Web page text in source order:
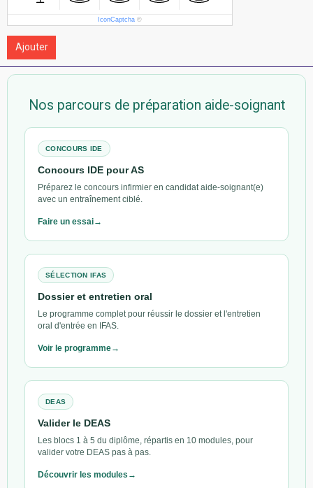
IconCaptcha ©
Ajouter
Nos parcours de préparation aide-soignant
CONCOURS IDE
Concours IDE pour AS
Préparez le concours infirmier en candidat aide-soignant(e)
avec un entraînement ciblé.
Faire un essai
SÉLECTION IFAS
Dossier et entretien oral
Le programme complet pour réussir le dossier et l'entretien
oral d'entrée en IFAS.
Voir le programme
DEAS
Valider le DEAS
Les blocs 1 à 5 du diplôme, répartis en 10 modules, pour
valider votre DEAS pas à pas.
Découvrir les modules